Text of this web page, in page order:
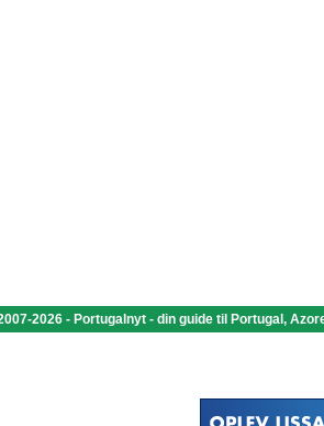
2026 - Portugalnyt - din guide til Portugal,